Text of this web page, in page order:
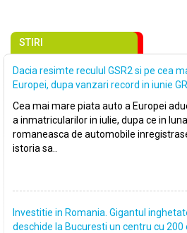
STIRI
Dacia resimte reculul GSR2 si pe cea
Europei, dupa vanzari record in iunie
Cea mai mare piata auto a Europei
a inmatricularilor in iulie, dupa ce in
romaneasca de automobile
istoria sa..
Investitie in Romania. Gigantul
deschide la Bucuresti un centru cu 200